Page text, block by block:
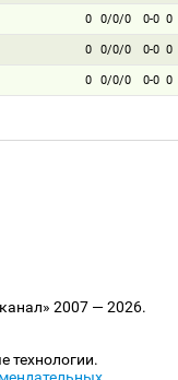
0 0/0/0 0-0 0
0 0/0/0 0-0 0
0 0/0/0 0-0 0
2007 — 2026.
технологии.